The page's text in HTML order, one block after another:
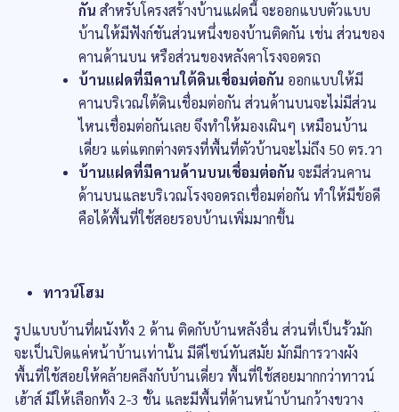
กัน สำหรับโครงสร้างบ้านแฝดนี้ จะออกแบบตัวแบบ
บ้านให้มีฟังก์ชันส่วนหนึ่งของบ้านติดกัน เช่น ส่วนของ
คานด้านบน หรือส่วนของหลังคาโรงจอดรถ
บ้านแฝดที่มีคานใต้ดินเชื่อมต่อกัน ออกแบบให้มี
คานบริเวณใต้ดินเชื่อมต่อกัน ส่วนด้านบนจะไม่มีส่วน
ไหนเชื่อมต่อกันเลย จึงทำให้มองเผินๆ เหมือนบ้าน
เดี่ยว แต่แตกต่างตรงที่พื้นที่ตัวบ้านจะไม่ถึง 50 ตร.วา
บ้านแฝดที่มีคานด้านบนเชื่อมต่อกัน จะมีส่วนคาน
ด้านบนและบริเวณโรงจอดรถเชื่อมต่อกัน ทำให้มีข้อดี
คือได้พื้นที่ใช้สอยรอบบ้านเพิ่มมากขึ้น
ทาวน์โฮม
รูปแบบบ้านที่ผนังทั้ง 2 ด้าน ติดกับบ้านหลังอื่น ส่วนที่เป็นรั้วมัก
จะเป็นปิดแค่หน้าบ้านเท่านั้น มีดีไซน์ทันสมัย มักมีการวางผัง
พื้นที่ใช้สอยให้คล้ายคลึงกับบ้านเดี่ยว พื้นที่ใช้สอยมากกว่าทาวน์
เฮ้าส์ มีให้เลือกทั้ง 2-3 ชั้น และมีพื้นที่ด้านหน้าบ้านกว้างขวาง